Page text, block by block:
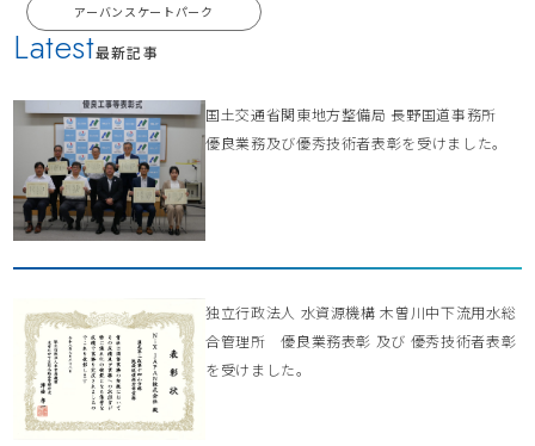
Latest最新記事
国土交通省関東地方整備局 長野国道事務所
優良業務及び優秀技術者表彰を受けました。
独立行政法人 水資源機構 木曽川中下流用水総
合管理所 優良業務表彰 及び 優秀技術者表彰
を受けました。
アーバンスケートパーク